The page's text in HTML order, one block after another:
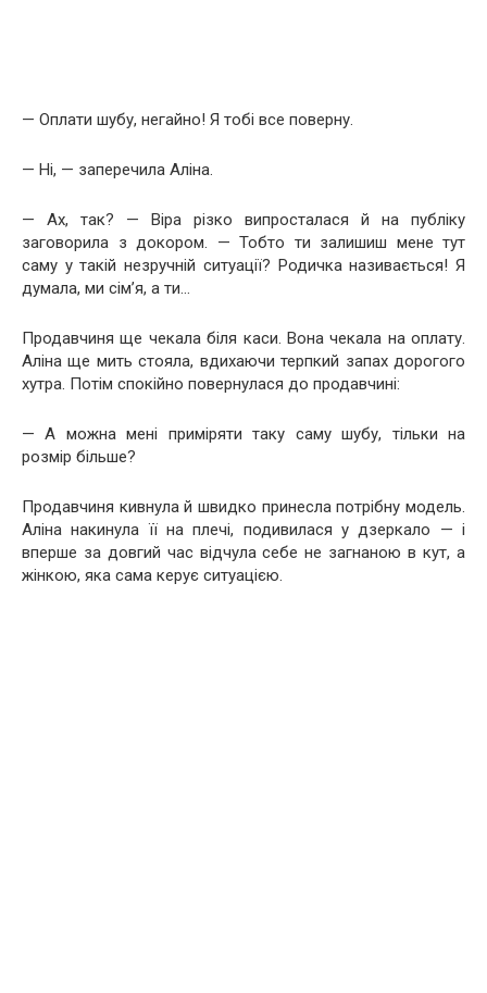
— Оплати шубу, негайно! Я тобі все поверну.
— Ні, — заперечила Аліна.
— Ах, так? — Віра різко випросталася й на публіку
заговорила з докором. — Тобто ти залишиш мене тут
саму у такій незручній ситуації? Родичка називається! Я
думала, ми сім’я, а ти…
Продавчиня ще чекала біля каси. Вона чекала на оплату.
Аліна ще мить стояла, вдихаючи терпкий запах дорогого
хутра. Потім спокійно повернулася до продавчині:
— А можна мені приміряти таку саму шубу, тільки на
розмір більше?
Продавчиня кивнула й швидко принесла потрібну модель.
Аліна накинула її на плечі, подивилася у дзеркало — і
вперше за довгий час відчула себе не загнаною в кут, а
жінкою, яка сама керує ситуацією.